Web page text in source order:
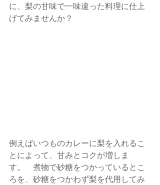
に、梨の甘味で一味違った料理に仕上
げてみませんか？
例えばいつものカレーに梨を入れるこ
とによって、甘みとコクが増しま
す。　煮物で砂糖をつかっているとこ
ろを、砂糖をつかわず梨を代用してみ